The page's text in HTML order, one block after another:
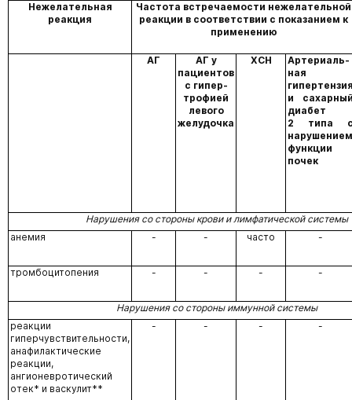
Нежелательная
реакция
Частота встречаемости нежелательной
реакции в соответствии с показанием к
применению
АГ
АГ у
пациентов
с гипер-
трофией
левого
желудочка
ХСН
Артериаль-
ная
и
диабет
2 типа
нарушением
функции
почек
Нарушения со стороны крови и лимфатической системы
анемия
- - часто -
тромбоцитопения - - - -
Нарушения со стороны иммунной системы
реакции
гиперчувствительности,
анафилактические
реакции,
ангионевротический
отек* и васкулит**
- - - -